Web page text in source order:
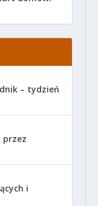
– tydzień
przez
i